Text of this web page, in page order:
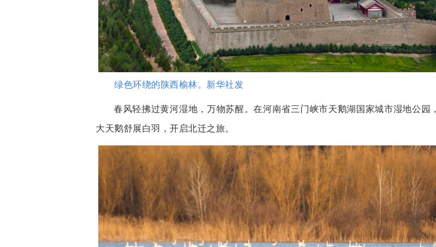
绿色环绕的陕西榆林。新华社发
春风轻拂过黄河湿地，万物苏醒。在河南省三门峡市天鹅湖国家城市湿地公园，
大天鹅舒展白羽，开启北迁之旅。